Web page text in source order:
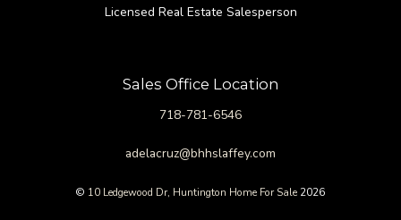
Licensed Real Estate Salesperson
Sales Office Location
718-781-6546
adelacruz@bhhslaffey.com
© 10 Ledgewood Dr, Huntington Home For Sale 2026